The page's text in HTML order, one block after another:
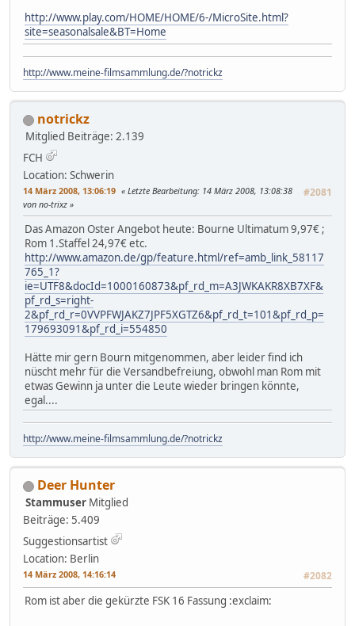
http://www.play.com/HOME/HOME/6-/MicroSite.html?
site=seasonalsale&BT=Home
http://www.meine-filmsammlung.de/?notrickz
notrickz
Mitglied Beiträge: 2.139
FCH
Location: Schwerin
14 März 2008, 13:06:19 #2081
Letzte Bearbeitung: 14 März 2008, 13:08:38
von no-trixz
Das Amazon Oster Angebot heute: Bourne Ultimatum 9,97€ ;
Rom 1.Staffel 24,97€ etc.
http://www.amazon.de/gp/feature.html/ref=amb_link_58117
765_1?
ie=UTF8&docId=1000160873&pf_rd_m=A3JWKAKR8XB7XF&
pf_rd_s=right-
2&pf_rd_r=0VVPFWJAKZ7JPF5XGTZ6&pf_rd_t=101&pf_rd_p=
179693091&pf_rd_i=554850
Hätte mir gern Bourn mitgenommen, aber leider find ich
nüscht mehr für die Versandbefreiung, obwohl man Rom mit
etwas Gewinn ja unter die Leute wieder bringen könnte,
egal....
http://www.meine-filmsammlung.de/?notrickz
Deer Hunter
Stammuser Mitglied
Beiträge: 5.409
Suggestionsartist
Location: Berlin
14 März 2008, 14:16:14 #2082
Rom ist aber die gekürzte FSK 16 Fassung :exclaim: